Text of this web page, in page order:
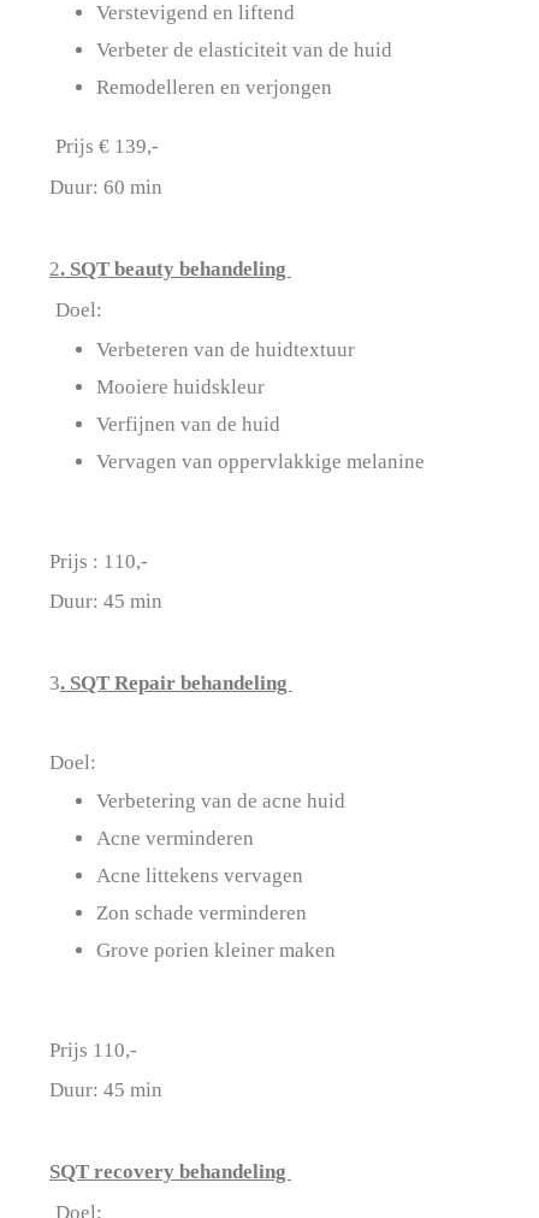
Verstevigend en liftend
Verbeter de elasticiteit van de huid
Remodelleren en verjongen
Prijs € 139,-
Duur: 60 min
2. SQT beauty behandeling
Doel:
Verbeteren van de huidtextuur
Mooiere huidskleur
Verfijnen van de huid
Vervagen van oppervlakkige melanine
Prijs : 110,-
Duur: 45 min
3. SQT Repair behandeling
Doel:
Verbetering van de acne huid
Acne verminderen
Acne littekens vervagen
Zon schade verminderen
Grove porien kleiner maken
Prijs 110,-
Duur: 45 min
SQT recovery behandeling
Doel: